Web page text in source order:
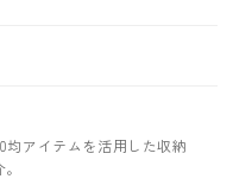
アイテムを活用した収納